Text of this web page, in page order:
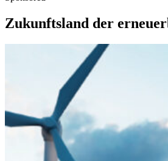
Zukunftsland der